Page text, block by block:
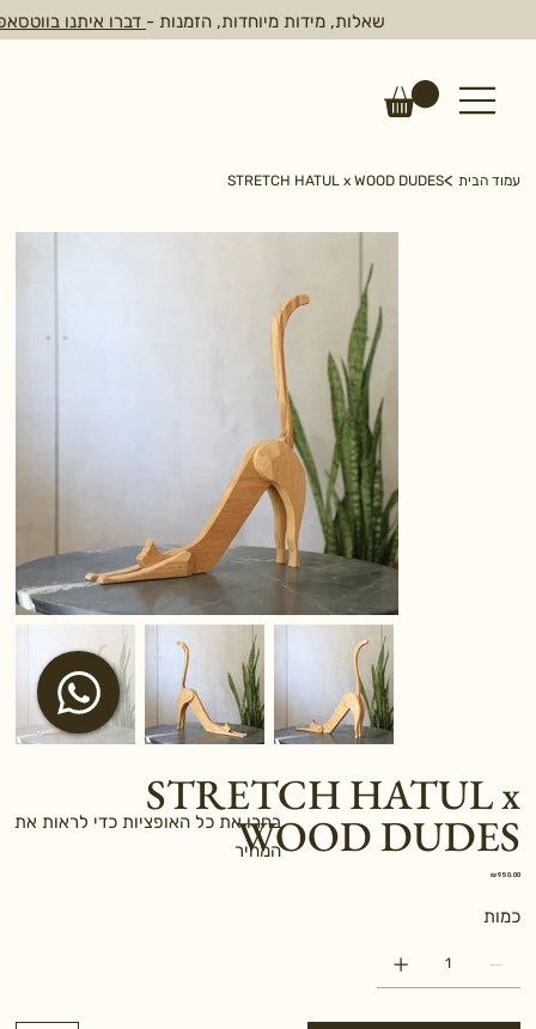
שאלות, מידות מיוחדות, הזמנות - דברו איתנו
עמוד הבית >
STRETCH HATUL x WOOD DUDES
STRETCH HATUL x
WOOD DUDES
מחיר ‏950.00 ‏₪
כמות
בחרו את כל האופציות כדי לראות את
המחיר